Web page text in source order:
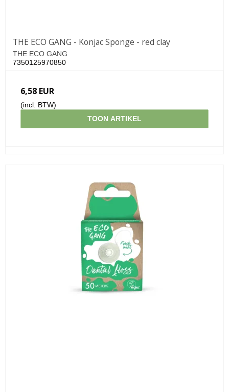
THE ECO GANG - Konjac Sponge - red clay
THE ECO GANG
7350125970850
6,58 EUR
(incl. BTW)
TOON ARTIKEL